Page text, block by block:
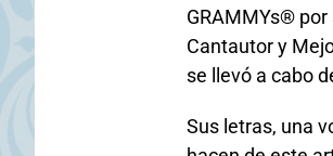
GRAMMYs®
Cantautor y
se llevó a cabo
Sus letras, una